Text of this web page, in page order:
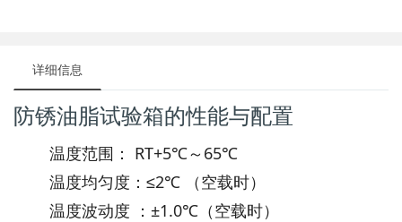
详细信息
防锈油脂试验箱的性能与配置
温度范围： RT+5℃～65℃
温度均匀度： ≤2℃ （空载时）
温度波动度 ： ±1.0℃（空载时）